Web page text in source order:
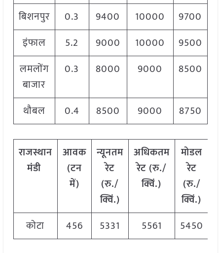
बिशनपुर
0.3 9400 10000
9700
इंफाल
5.2 9000 10000
9500
लमलोंग
बाजार
0.3 8000 9000 8500
थौबल 0.4 8500 9000 8750
राजस्थान
मंडी
आवक
(टन
में)
न्यूनतम
रेट
(रु./
क्विं.)
अधिकतम
रेट (रु./
क्विं.)
मोडल
रेट
(रु./
क्विं.)
कोटा
456 5331 5561 5450